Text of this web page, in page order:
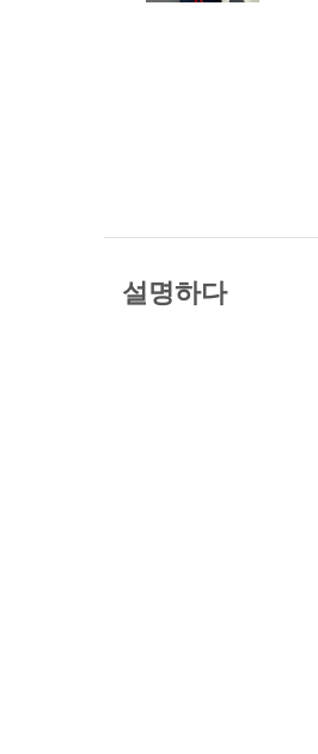
설명하다